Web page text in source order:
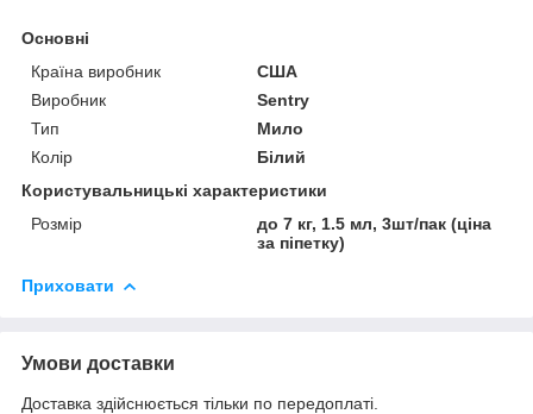
Основні
Країна виробник
США
Виробник
Sentry
Тип
Мило
Колір
Білий
Користувальницькі характеристики
Розмір
до 7 кг, 1.5 мл, 3шт/пак (ціна
за піпетку)
Приховати
Умови доставки
Доставка здійснюється тільки по передоплаті.